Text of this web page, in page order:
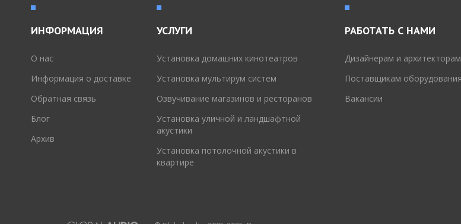
ИНФОРМАЦИЯ
O нас
Информация о доставке
Обратная связь
Блог
Архив
УСЛУГИ
Установка домашних кинотеатров
Установка мультирум систем
Озвучивание магазинов и ресторанов
Установка уличной и ландшафтной
акустики
Установка потолочной акустики в
квартире
РАБОТАТЬ С НАМИ
Дизайнерам и архитекторам
Поставщикам оборудования
Вакансии